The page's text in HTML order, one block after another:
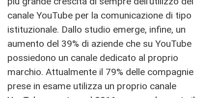
canale YouTube per la comunicazione di tipo
istituzionale. Dallo studio emerge, infine, un
aumento del 39% di aziende che su YouTube
possiedono un canale dedicato al proprio
marchio. Attualmente il 79% delle compagnie
prese in esame utilizza un proprio canale